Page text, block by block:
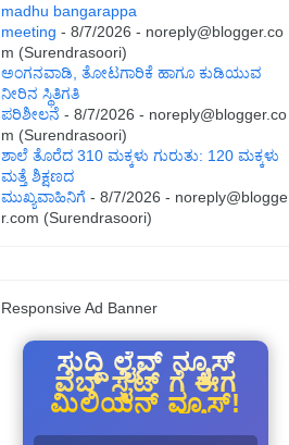
madhu bangarappa
meeting - 8/7/2026 - noreply@blogger.co
m (Surendrasoori)
ಅಂಗನವಾಡಿ, ತೋಟಗಾರಿಕೆ ಹಾಗೂ ಕುಡಿಯುವ
ನೀರಿನ ಸ್ಥಿತಿಗತಿ
ಪರಿಶೀಲನೆ - 8/7/2026 - noreply@blogger.co
m (Surendrasoori)
ಶಾಲೆ ತೊರೆದ 310 ಮಕ್ಕಳು ಗುರುತು: 120 ಮಕ್ಕಳು
ಮತ್ತೆ ಶಿಕ್ಷಣದ
ಮುಖ್ಯವಾಹಿನಿಗೆ - 8/7/2026 - noreply@blogge
r.com (Surendrasoori)
Responsive Ad Banner
ಸುದ್ದಿ ಲೈವ್ ನ್ಯೂಸ್
ವೆಬ್ ಸೈಟ್ ಗೆ ಈಗ
ಮಿಲಿಯನ್ ವ್ಯೂಸ್!